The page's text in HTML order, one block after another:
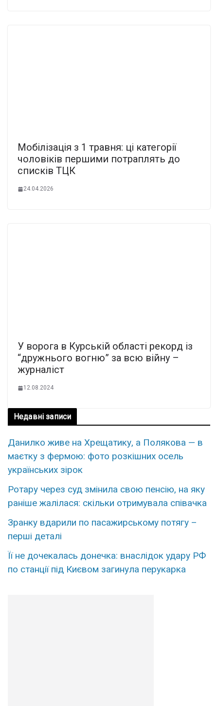
Мобілізація з 1 травня: ці категорії
чоловіків першими потраплять до
списків ТЦК
24.04.2026
У ворога в Курській області рекорд із
“дружнього вогню” за всю війну –
журналіст
12.08.2024
Недавні записи
Данилко живе на Хрещатику, а Полякова — в
маєтку з фермою: фото розкішних осель
українських зірок
Ротару через суд змінила свою пенсію, на яку
раніше жалілася: скільки отримувала співачка
Зранку вдарили по пасажирському потягу –
перші деталі
Її не дочекалась донечка: внаслідок удару РФ
по станції під Києвом загинула перукарка